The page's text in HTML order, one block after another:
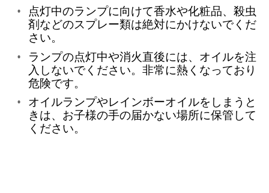
点灯中のランプに向けて香水や化粧品、殺虫
剤などのスプレー類は絶対にかけないでくだ
さい。
ランプの点灯中や消火直後には、オイルを注
入しないでください。非常に熱くなっており
危険です。
オイルランプやレインボーオイルをしまうと
きは、お子様の手の届かない場所に保管して
ください。